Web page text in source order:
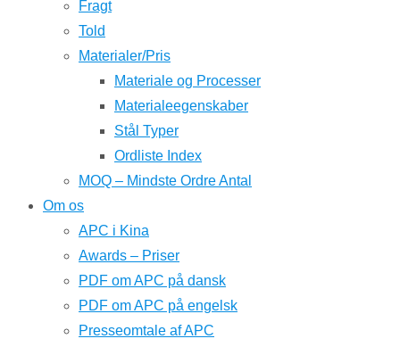
Fragt
Told
Materialer/Pris
Materiale og Processer
Materialeegenskaber
Stål Typer
Ordliste Index
MOQ – Mindste Ordre Antal
Om os
APC i Kina
Awards – Priser
PDF om APC på dansk
PDF om APC på engelsk
Presseomtale af APC